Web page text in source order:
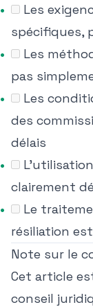
Les
spécifiques,
Les
pas
Les
des
délais
clairement
Le
résiliation
Note sur le
Cet article
conseil